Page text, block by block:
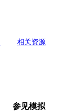
相关资源
参见模拟